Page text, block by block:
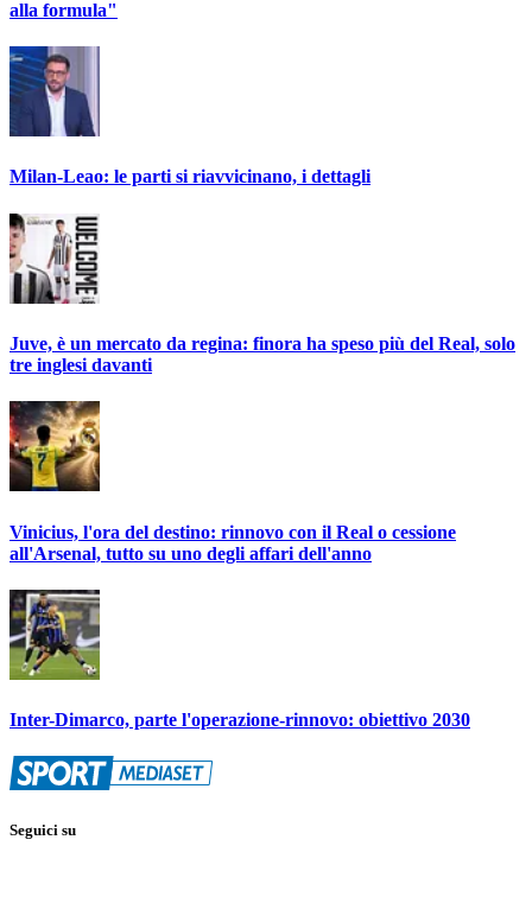
alla formula"
Milan-Leao: le parti si riavvicinano, i dettagli
Juve, è un mercato da regina: finora ha speso più del Real, solo
tre inglesi davanti
Vinicius, l'ora del destino: rinnovo con il Real o cessione
all'Arsenal, tutto su uno degli affari dell'anno
Inter-Dimarco, parte l'operazione-rinnovo: obiettivo 2030
Seguici su